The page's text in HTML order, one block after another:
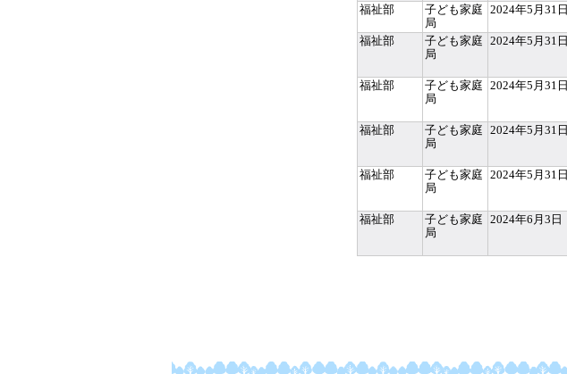
福祉部
子ども家庭
局
2024年5月31日
福祉部
子ども家庭
局
2024年5月31日
福祉部
子ども家庭
局
2024年5月31日
福祉部
子ども家庭
局
2024年5月31日
福祉部
子ども家庭
局
2024年5月31日
福祉部
子ども家庭
局
2024年6月3日